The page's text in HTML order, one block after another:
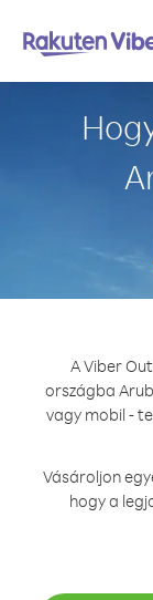
A Viber
országba
vagy mobil -
Vásároljon
hogy a